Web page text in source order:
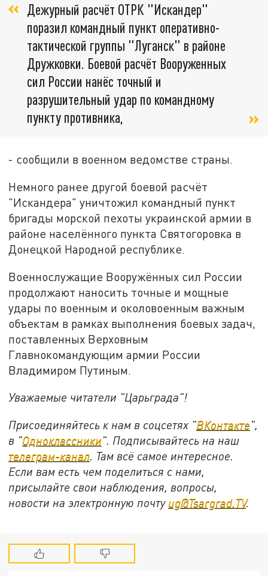
Дежурный расчёт ОТРК "Искандер"
поразил командный пункт оперативно-
тактической группы "Луганск" в районе
Дружковки. Боевой расчёт Вооруженных
сил России нанёс точный и
разрушительный удар по командному
пункту противника,
- сообщили в военном ведомстве страны.
Немного ранее другой боевой расчёт
"Искандера" уничтожил командный пункт
бригады морской пехоты украинской армии в
районе населённого пункта Святогоровка в
Донецкой Народной республике.
Военнослужащие Вооружённых сил России
продолжают наносить точные и мощные
удары по военным и околовоенным важным
объектам в рамках выполнения боевых задач,
поставленных Верховным
Главнокомандующим армии России
Владимиром Путиным.
Уважаемые читатели "Царьграда"!
Присоединяйтесь к нам в соцсетях "ВКонтакте",
в "Одноклассники". Подписывайтесь на наш
телеграм-канал. Там всё самое интересное.
Если вам есть чем поделиться с нами,
присылайте свои наблюдения, вопросы,
новости на электронную почту ug@Tsargrad.TV.